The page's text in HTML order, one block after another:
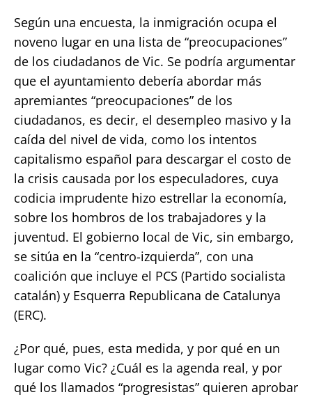
Según una encuesta, la inmigración ocupa el
noveno lugar en una lista de “preocupaciones”
de los ciudadanos de Vic. Se podría argumentar
que el ayuntamiento debería abordar más
apremiantes “preocupaciones” de los
ciudadanos, es decir, el desempleo masivo y la
caída del nivel de vida, como los intentos
capitalismo español para descargar el costo de
la crisis causada por los especuladores, cuya
codicia imprudente hizo estrellar la economía,
sobre los hombros de los trabajadores y la
juventud. El gobierno local de Vic, sin embargo,
se sitúa en la “centro-izquierda”, con una
coalición que incluye el PCS (Partido socialista
catalán) y Esquerra Republicana de Catalunya
(ERC).
¿Por qué, pues, esta medida, y por qué en un
lugar como Vic? ¿Cuál es la agenda real, y por
qué los llamados “progresistas” quieren aprobar